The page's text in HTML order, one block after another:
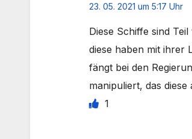
23. 05. 2021 um 5:17 Uhr
Diese Schiffe sind
diese haben mit ihrer
fängt bei den
manipuliert, das
1